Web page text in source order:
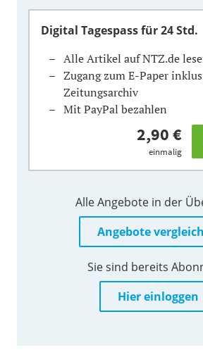
Digital Tagespassfür 24 Std.
Alle Artikel auf NTZ.de
Zugang zum E-Paper
Zeitungsarchiv
Mit PayPal bezahlen
2,90 €
einmalig
Alle Angebote in der
Angebote
Sie sind bereits
Hier einloggen